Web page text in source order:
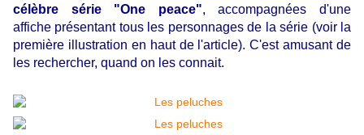
célèbre série "One peace", accompagnées d'une
affiche présentant tous les personnages de la série (voir la
première illustration en haut de l'article). C'est amusant de
les rechercher, quand on les connait.